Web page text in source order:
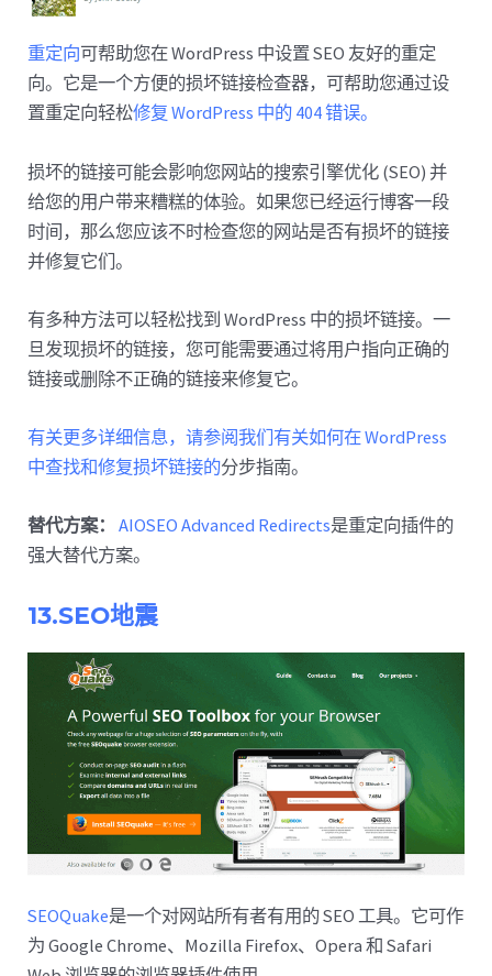
重定向可帮助您在 WordPress 中设置 SEO 友好的重定
向。它是一个方便的损坏链接检查器，可帮助您通过设
置重定向轻松修复 WordPress 中的 404 错误。
损坏的链接可能会影响您网站的搜索引擎优化 (SEO) 并
给您的用户带来糟糕的体验。如果您已经运行博客一段
时间，那么您应该不时检查您的网站是否有损坏的链接
并修复它们。
有多种方法可以轻松找到 WordPress 中的损坏链接。一
旦发现损坏的链接，您可能需要通过将用户指向正确的
链接或删除不正确的链接来修复它。
有关更多详细信息，请参阅我们有关如何在 WordPress
中查找和修复损坏链接的分步指南。
替代方案： AIOSEO Advanced Redirects是重定向插件的
强大替代方案。
13.SEO地震
SEOQuake是一个对网站所有者有用的 SEO 工具。它可作
为 Google Chrome、Mozilla Firefox、Opera 和 Safari